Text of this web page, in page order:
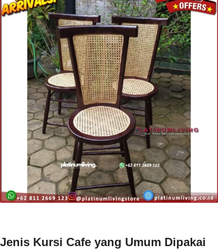
Jenis Kursi Cafe yang Umum Dipakai